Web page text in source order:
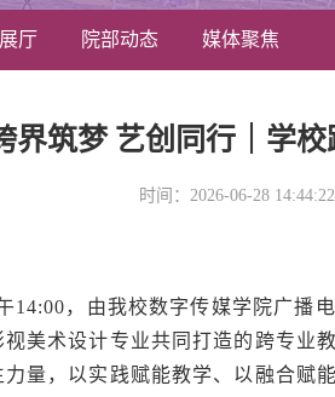
厅 院部动态 媒体聚焦
界筑梦 艺创同行｜学
时间：2026-06-28
14:00，由我校数字传媒学院广播
视美术设计专业共同打造的跨专业
量，以实践赋能教学、以融合赋